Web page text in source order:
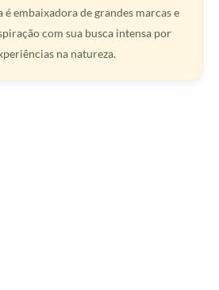
embaixadora de grandes marcas e
com sua busca intensa por
na natureza.